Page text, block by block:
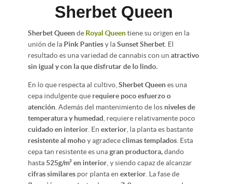
Sherbet Queen
Sherbet Queende Royal Queentiene su origen en la
unión de la Pink Pantiesy laSunset Sherbet . El
resultado es una variedad de cannabis con un atractivo
sin igual y con la que disfrutar de lo lindo.
En lo que respecta al cultivo,Sherbet Queenes una
cepa indulgente que requiere poco esfuerzo o
atención. Además del mantenimiento de los niveles de
temperatura y humedad, requiere relativamente poco
cuidado en interior. En exterior, la planta es bastante
resistente al mohoy agradececlimas templados. Esta
cepa tan resistente es unagran productora,dando
hasta525g/m² en interior, y siendo capaz de alcanzar
cifras similares por planta en exterior. La fase de